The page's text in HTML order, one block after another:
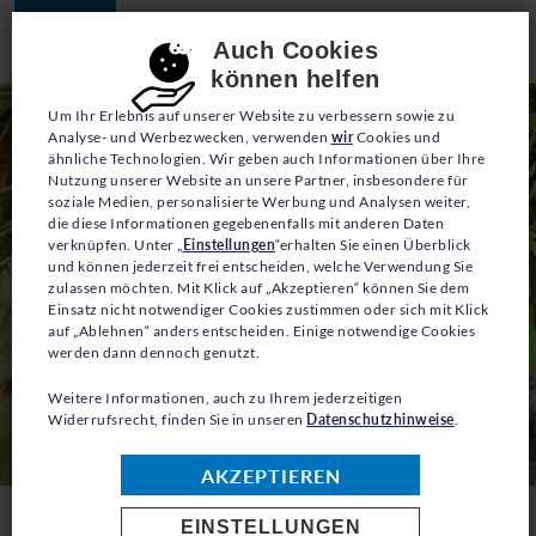
Consent-Einstellungen
Auch Cookies
können helfen
Um Ihr Erlebnis auf unserer Website zu verbessern sowie zu
Analyse- und Werbezwecken, verwenden wirCookies und
ähnliche Technologien. Wir geben auch Informationen über Ihre
Nutzung unserer Website an unsere Partner, insbesondere für
soziale Medien, personalisierte Werbung und Analysen weiter,
die diese Informationen gegebenenfalls mit anderen Daten
verknüpfen. Unter „ Einstellungen“erhalten Sie einen Überblick
und können jederzeit frei entscheiden, welche Verwendung Sie
zulassen möchten. Mit Klick auf „Akzeptieren“ können Sie dem
Einsatz nicht notwendiger Cookies zustimmen oder sich mit Klick
auf „Ablehnen“ anders entscheiden. Einige notwendige Cookies
werden dann dennoch genutzt.
Weitere Informationen, auch zu Ihrem jederzeitigen
Widerrufsrecht, finden Sie in unseren Datenschutzhinweise.
AKZEPTIEREN
EINSTELLUNGEN
JETZT SPENDEN